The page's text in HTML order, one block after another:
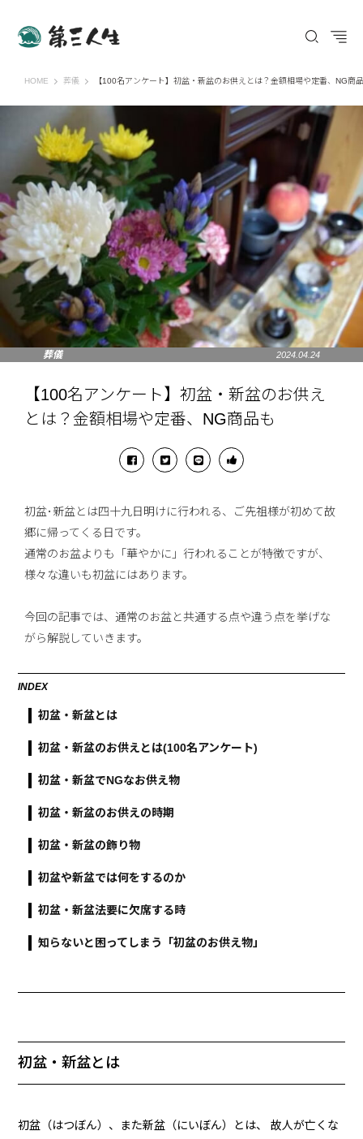
HOME 第三人生 〜寄り道の歩き方〜
葬儀 【100名アンケート】初盆・新盆のお供えとは？金額相場や定番、NG商
葬儀 2024.04.24
【100名アンケート】初盆・新盆のお供え
とは？金額相場や定番、NG商品も
初盆･新盆とは四十九日明けに行われる、ご先祖様が初めて故
郷に帰ってくる日です。
通常のお盆よりも「華やかに」行われることが特徴ですが、
様々な違いも初盆にはあります。
今回の記事では、通常のお盆と共通する点や違う点を挙げな
がら解説していきます。
INDEX
初盆・新盆とは
初盆・新盆のお供えとは(100名アンケート)
初盆・新盆でNGなお供え物
初盆・新盆のお供えの時期
初盆・新盆の飾り物
初盆や新盆では何をするのか
初盆・新盆法要に欠席する時
知らないと困ってしまう「初盆のお供え物」
初盆・新盆とは
初盆（はつぼん）、また新盆（にいぼん）とは、 故人が亡くな